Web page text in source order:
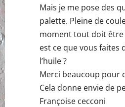
Mais je me pose des
palette. Pleine de
moment tout doit être
est ce que vous faites
l’huile ?
Merci beaucoup pour
Cela donne envie de
Françoise cecconi